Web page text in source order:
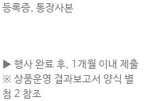
등록증, 통장사본
▶ 행사 완료 후, 1개월 이내 제출
※ 상품운영 결과보고서 양식 별
첨 2 참조